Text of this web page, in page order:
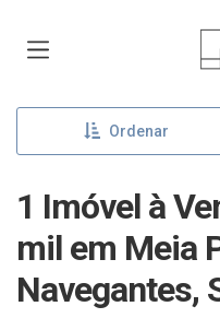
Ordenar
1 Imóvel à
mil em Meia
Navegantes,